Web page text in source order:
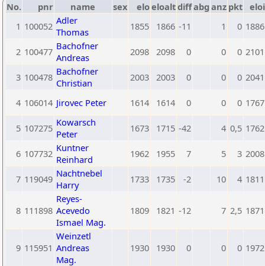
No. pnr name sex eloeloaltdiffabg anz pkt eloi
1 100052 Adler
Thomas
1855 1866 -11 1 0 1886
2 100477 Bachofner
Andreas
2098 2098 0 0 0 2101
3 100478 Bachofner
Christian
2003 2003 0 0 0 2041
4 106014 Jirovec Peter 1614 1614 0 0 0 1767
5 107275 Kowarsch
Peter
1673 1715 -42 4 0,5 1762
6 107732 Kuntner
Reinhard
1962 1955 7 5 3 2008
7 119049 Nachtnebel
Harry
1733 1735 -2 10 4 1811
8 111898
Reyes-
Acevedo
Ismael Mag.
1809 1821 -12 7 2,5 1871
9 115951
Weinzetl
Andreas
Mag.
1930 1930 0 0 0 1972